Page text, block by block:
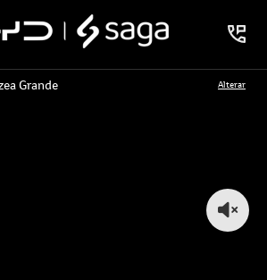
Grande Alterar